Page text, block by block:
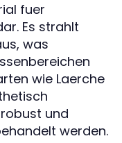
fuer
Es strahlt
was
wie Laerche
und
werden.